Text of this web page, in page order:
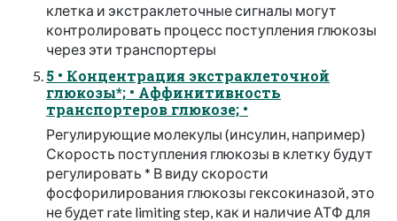
клетка и экстраклеточные сигналы могут
контролировать процесс поступления глюкозы
через эти транспортеры
5 • Концентрация экстраклеточной
глюкозы*; • Аффинитивность
транспортеров глюкозе; •
Регулирующие молекулы (инсулин, например)
Скорость поступления глюкозы в клетку будут
регулировать * В виду скорости
фосфорилирования глюкозы гексокиназой, это
не будет rate limiting step, как и наличие АТФ для